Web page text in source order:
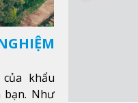
khẩu
bạn. Như